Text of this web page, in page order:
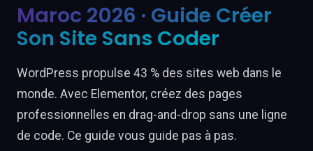
Maroc 2026 · Guide Créer
Son Site Sans Coder
WordPress propulse 43 % des sites web dans le
monde. Avec Elementor, créez des pages
professionnelles en drag-and-drop sans une ligne
de code. Ce guide vous guide pas à pas.